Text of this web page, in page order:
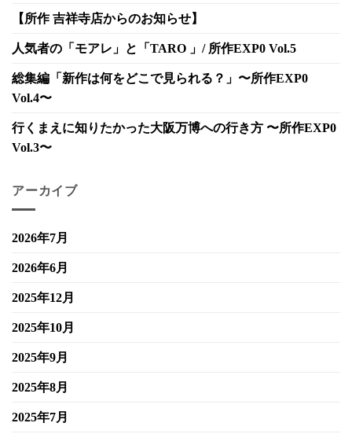
【所作 吉祥寺店からのお知らせ】
人気者の「モアレ」と「TARO 」/ 所作EXP0 Vol.5
総集編「新作は何をどこで見られる？」〜所作EXP0
Vol.4〜
行くまえに知りたかった大阪万博への行き方 〜所作EXP0
Vol.3〜
アーカイブ
2026年7月
2026年6月
2025年12月
2025年10月
2025年9月
2025年8月
2025年7月